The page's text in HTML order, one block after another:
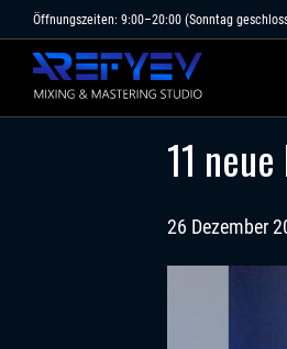
to
content
Öffnungszeiten: 9:00–20:00 (Sonntag
11
26 Dezember